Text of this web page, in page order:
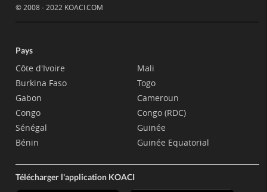
© 2008 - 2022 KOACI.COM
Pays
Côte d'Ivoire
Burkina Faso
Gabon
Congo
Sénégal
Bénin
Mali
Togo
Cameroun
Congo (RDC)
Guinée
Guinée Equatorial
Télécharger l'application KOACI